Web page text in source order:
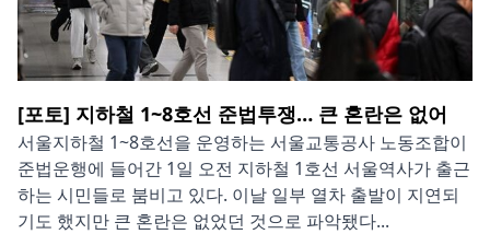
[포토] 지하철 1~8호선 준법투쟁… 큰 혼란은 없어
서울지하철 1~8호선을 운영하는 서울교통공사 노동조합이
준법운행에 들어간 1일 오전 지하철 1호선 서울역사가 출근
하는 시민들로 붐비고 있다. 이날 일부 열차 출발이 지연되
기도 했지만 큰 혼란은 없었던 것으로 파악됐다...